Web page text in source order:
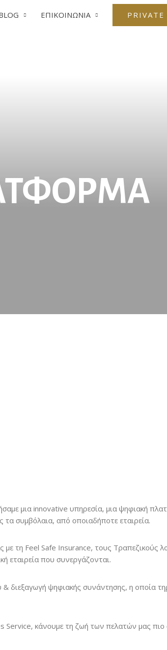
ΕΠΙΚΟΙΝΩΝΙΑ PRIVATE
μια innovative υπηρεσία, μια ψηφιακή
συμβόλαια, από οποιαδήποτε εταιρεία.
τη Feel Safe Insurance, τους Τραπεζικούς
εταιρεία που συνεργάζονται.
διεξαγωγή ψηφιακής συνάντησης, η οποία
κάνουμε τη ζωή των πελατών μας πιο